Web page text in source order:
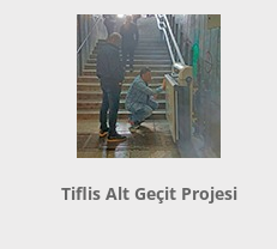
Tiflis Alt Geçit Projesi